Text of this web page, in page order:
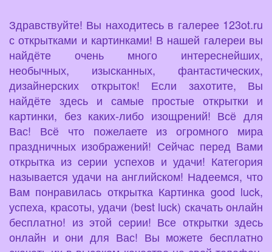
Здравствуйте! Вы находитесь в галерее 123ot.ru
с открытками и картинками! В нашей галереи вы
найдёте очень много интереснейших,
необычных, изысканных, фантастических,
дизайнерских открыток! Если захотите, Вы
найдёте здесь и самые простые открытки и
картинки, без каких-либо изощрений! Всё для
Вас! Всё что пожелаете из огромного мира
праздничных изображений! Сейчас перед Вами
открытка из серии успехов и удачи! Категория
называется удачи на английском! Надеемся, что
Вам понравилась открытка Картинка good luck,
успеха, красоты, удачи (best luck) скачать онлайн
бесплатно! из этой серии! Все открытки здесь
онлайн и они для Вас! Вы можете бесплатно